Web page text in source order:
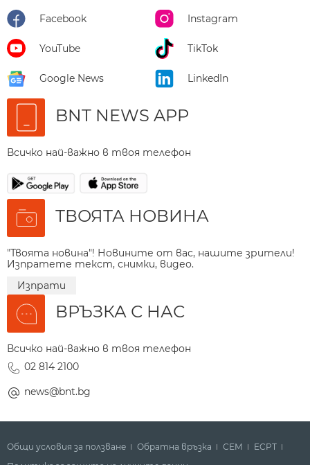
Facebook Instagram
YouTube TikTok
Google News LinkedIn
BNT NEWS APP
Всичко най-важно в твоя телефон
ТВОЯТА НОВИНА
"Твоята новина"! Новините от вас, нашите зрители!
Изпратете текст, снимки, видео.
Изпрати
ВРЪЗКА С НАС
Всичко най-важно в твоя телефон
02 814 2100
news@bnt.bg
Общи условия за ползване Обратна връзка СЕМ
ECPT